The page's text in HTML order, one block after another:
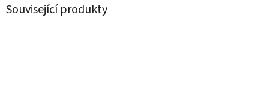
Související produkty